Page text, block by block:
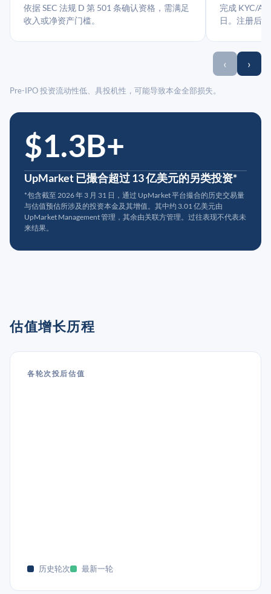
依据 SEC 法规 D 第 501 条确认资格，需满足
收入或净资产门槛。
完成 KYC/
日。注册后
‹ ›
Pre-IPO 投资流动性低、具投机性，可能导致本金全部损失。
$1.3B+
UpMarket 已撮合超过 13 亿美元的另类投资*
*包含截至 2026 年 3 月 31 日，通过 UpMarket 平台撮合的历史交易量
与估值预估所涉及的投资本金及其增值。其中约 3.01 亿美元由
UpMarket Management 管理，其余由关联方管理。过往表现不代表未
来结果。
估值增长历程
各轮次投后估值
历史轮次 最新一轮